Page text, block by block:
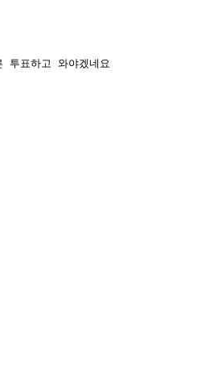
투표하고 와야겠네요